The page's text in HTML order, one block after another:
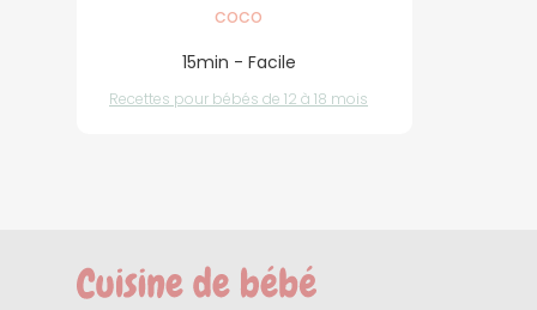
coco
15min - Facile
Recettes pour bébés de 12 à 18 mois